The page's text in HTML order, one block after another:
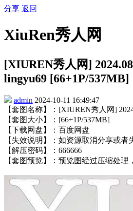
分享 返回
XiuRen秀人网
[XIUREN秀人网]
lingyu69 [66+1P/537MB]
admin 2024-10-11 16:49:47
【套图名称】：[XIUREN秀人网]
【套图大小】：[66+1P/537MB]
【下载网盘】：百度网盘
【失效说明】：如资源取消分享或者
【解压密码】：666666
【套图预览】：预览图经过压缩处理